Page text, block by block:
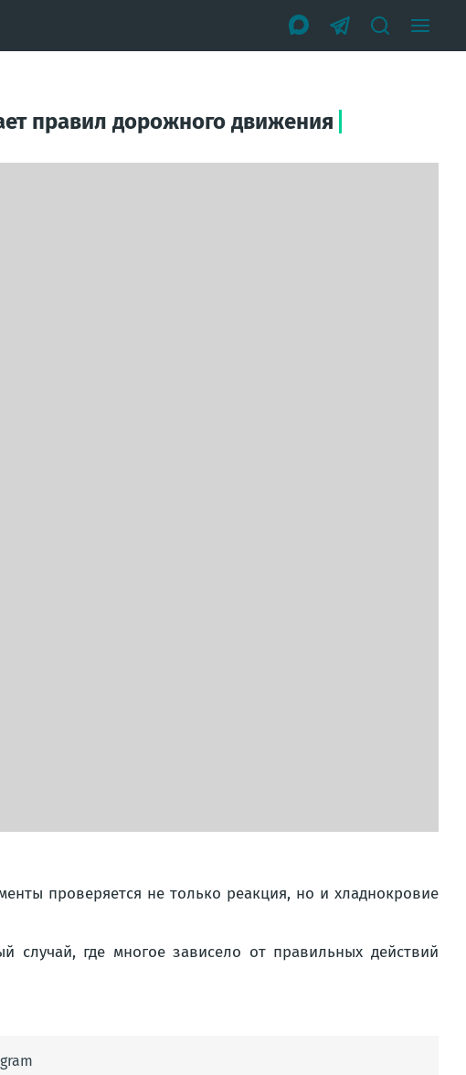
правил дорожного движения
проверяется не только реакция, но и хладнокровие
где многое зависело от правильных действий